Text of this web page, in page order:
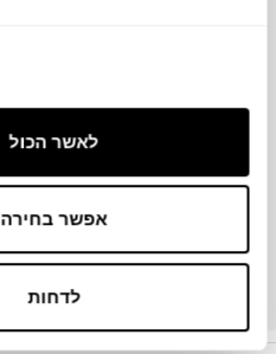
לאשר הכול
אפשר בחירה
לדחות
פרטים נוספים